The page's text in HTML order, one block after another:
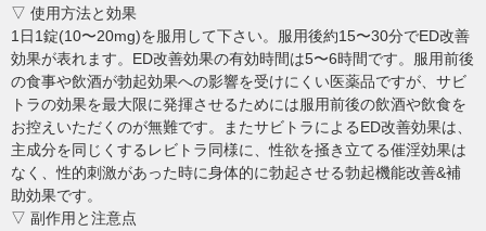
▽ 使用方法と効果
1日1錠(10〜20mg)を服用して下さい。服用後約15〜30分でED改善
効果が表れます。ED改善効果の有効時間は5〜6時間です。服用前後
の食事や飲酒が勃起効果への影響を受けにくい医薬品ですが、サビ
トラの効果を最大限に発揮させるためには服用前後の飲酒や飲食を
お控えいただくのが無難です。またサビトラによるED改善効果は、
主成分を同じくするレビトラ同様に、性欲を掻き立てる催淫効果は
なく、性的刺激があった時に身体的に勃起させる勃起機能改善&補
助効果です。
▽ 副作用と注意点